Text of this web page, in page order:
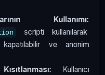
Kullanımı:
scripti kullanılarak
ve anonim
Kullanıcı